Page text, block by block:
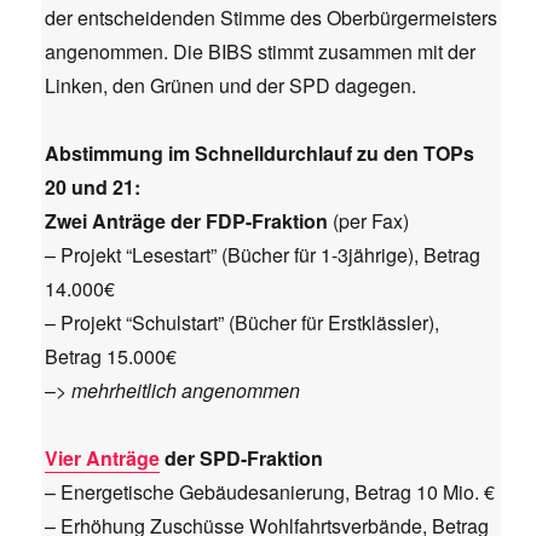
der entscheidenden Stimme des Oberbürgermeisters
angenommen. Die BIBS stimmt zusammen mit der
Linken, den Grünen und der SPD dagegen.
Abstimmung im Schnelldurchlauf zu den TOPs
20 und 21:
Zwei Anträge der FDP-Fraktion (per Fax)
– Projekt “Lesestart” (Bücher für 1-3jährige), Betrag
14.000€
– Projekt “Schulstart” (Bücher für Erstklässler),
Betrag 15.000€
–> mehrheitlich angenommen
Vier Anträgeder SPD-Fraktion
– Energetische Gebäudesanierung, Betrag 10 Mio. €
– Erhöhung Zuschüsse Wohlfahrtsverbände, Betrag